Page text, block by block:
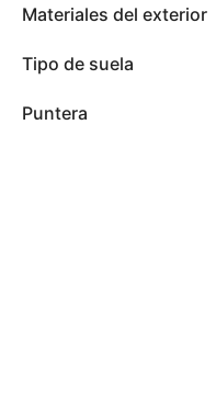
Materiales del exterior
Tipo de suela
Puntera